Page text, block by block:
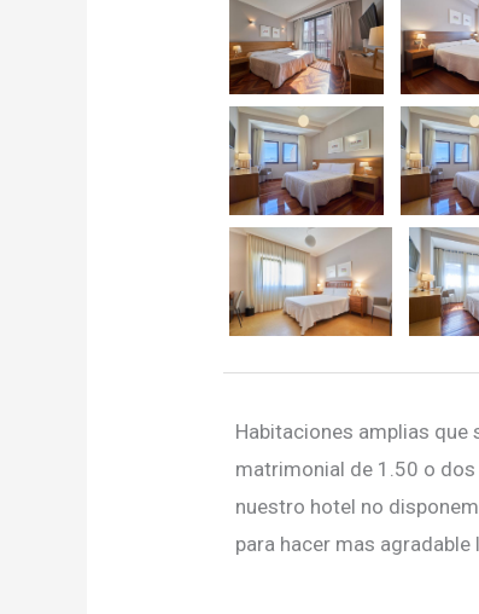
Habitaciones amplias que
matrimonial de 1.50 o
nuestro hotel no
para hacer mas agradable